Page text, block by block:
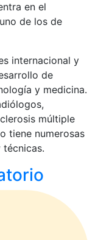
en el
de los de
internacional y
de
y medicina.
múltiple
tiene numerosas
técnicas.